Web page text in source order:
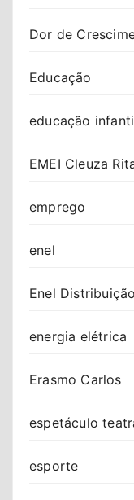
Dor de
Educação
educação
EMEI Cleuza
emprego
enel
Enel
energia elétrica
Erasmo Carlos
espetáculo
esporte